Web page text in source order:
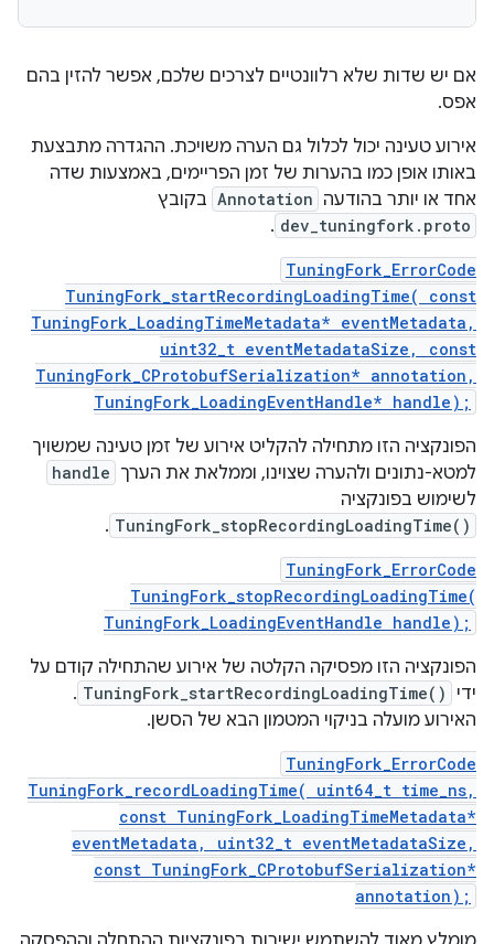
אם יש שדות שלא רלוונטיים לצרכים שלכם, אפשר להזין בהם
אפס.
אירוע טעינה יכול לכלול גם הערה משויכת. ההגדרה מתבצעת
באותו אופן כמו בהערות של זמן הפריימים, באמצעות שדה
אחד או יותר בהודעה Annotation בקובץ
dev_tuningfork.proto
.
TuningFork_ErrorCode
TuningFork_startRecordingLoadingTime( const
TuningFork_LoadingTimeMetadata* eventMetadata,
uint32_t eventMetadataSize, const
TuningFork_CProtobufSerialization* annotation,
TuningFork_LoadingEventHandle* handle);
הפונקציה הזו מתחילה להקליט אירוע של זמן טעינה שמשויך
למטא-נתונים ולהערה שצוינו, וממלאת את הערך handle
לשימוש בפונקציה
TuningFork_stopRecordingLoadingTime()
.
TuningFork_ErrorCode
TuningFork_stopRecordingLoadingTime(
TuningFork_LoadingEventHandle handle);
הפונקציה הזו מפסיקה הקלטה של אירוע שהתחילה קודם על
ידי
TuningFork_startRecordingLoadingTime()
.
האירוע מועלה בניקוי המטמון הבא של הסשן.
TuningFork_ErrorCode
TuningFork_recordLoadingTime( uint64_t time_ns,
const TuningFork_LoadingTimeMetadata*
eventMetadata, uint32_t eventMetadataSize,
const TuningFork_CProtobufSerialization*
annotation);